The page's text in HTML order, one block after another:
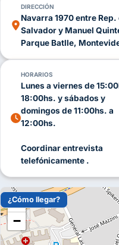
un recuerdo único.
Catering propio con
Nuestro servicio de
propuestas innovadoras,
Además, ofrecemos
momento de la torta.
¿Querés organizar un
Contactanos por
contacto para reservar tu
Clave de Sol: el salón
DIRECCIÓN
Navarra 1970 entre Rep.
Salvador y Manuel
Parque Batlle,
HORARIOS
Lunes a viernes de
18:00hs. y sábados y
domingos de 11:00hs. a
12:00hs.
Coordinar entrevista
telefónicamente .
+
−
¿Cómo llegar?